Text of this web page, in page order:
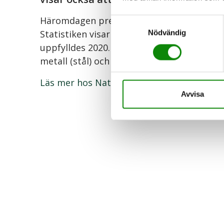
Samtyckesval
Nödvändig
Avvisa
Häromdagen presenterade
Statistiken visar att tre av de nio
uppfylldes 2020. Målen nåddes för
metall (stål) och aluminium (inklusive
Läs mer hos Naturvårdsverket